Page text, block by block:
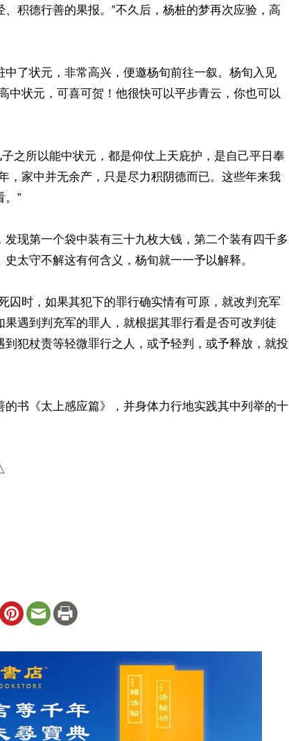
积德行善的果报。”不久后，杨桩的梦再次应验，高
了状元，非常高兴，便邀杨旬前往一叙。杨旬入见
中状元，可喜可贺！他很快可以平步青云，你也可以
之所以能中状元，都是仰仗上天庇护，是自己平日奉
，家中并无余产，只是尽力积阴德而已。这些年来我
。”
现第一个袋中装有三十九枚大钱，第二个装有四千多
太守不解这有何含义，杨旬就一一予以解释。
囚时，如果其犯下的罪行确实情有可原，就改判充军
遇到判充军的罪人，就根据其罪行看是否可改判徒
犯杖责等轻微罪行之人，或予轻判，或予释放，就投
书《太上感应篇》，并身体力行地实践其中列举的十